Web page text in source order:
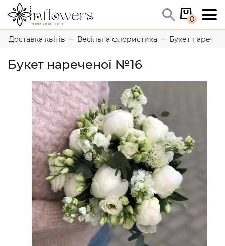
0
Доставка квітів Весільна флористика Букет
Букет нареченої №16